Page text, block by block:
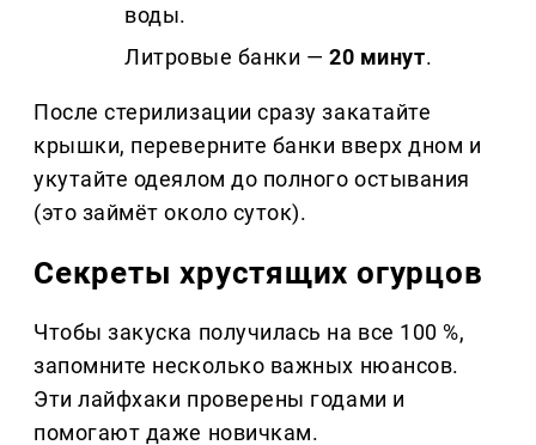
воды.
Литровые банки —20 минут.
После стерилизации сразу закатайте
крышки, переверните банки вверх дном и
укутайте одеялом до полного остывания
(это займёт около суток).
Секреты хрустящих огурцов
Чтобы закуска получилась на все 100 %,
запомните несколько важных нюансов.
Эти лайфхаки проверены годами и
помогают даже новичкам.